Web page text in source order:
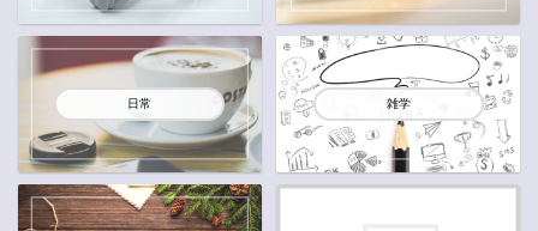
日常 雑学